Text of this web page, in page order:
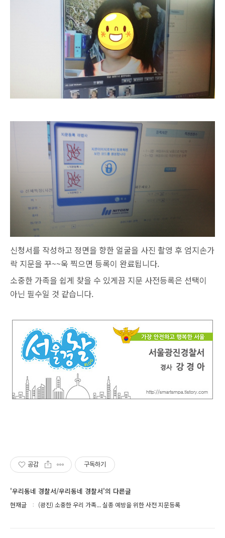
신청서를 작성하고 정면을 향한 얼굴을 사진 촬영 후 엄지손가
락 지문을 꾸~~욱 찍으면 등록이 완료됩니다.
소중한 가족을 쉽게 찾을 수 있게끔 지문 사전등록은 선택이
아닌 필수일 것 같습니다.
공감 구독하기
'우리동네 경찰서/우리동네 경찰서'의 다른글
현재글 (광진) 소중한 우리 가족... 실종 예방을 위한 사전 지문등록